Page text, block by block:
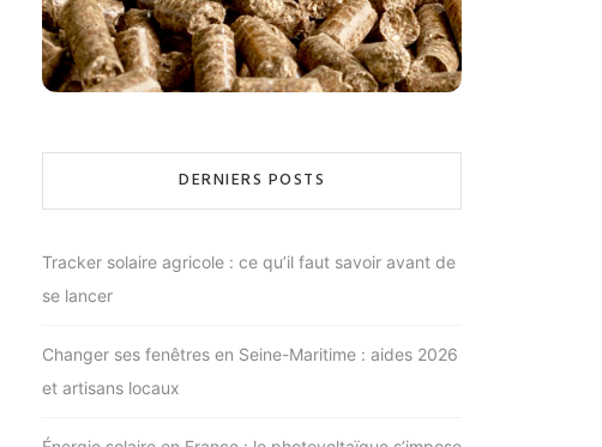
DERNIERS POSTS
Tracker solaire agricole : ce qu’il faut savoir avant de
se lancer
Changer ses fenêtres en Seine-Maritime : aides 2026
et artisans locaux